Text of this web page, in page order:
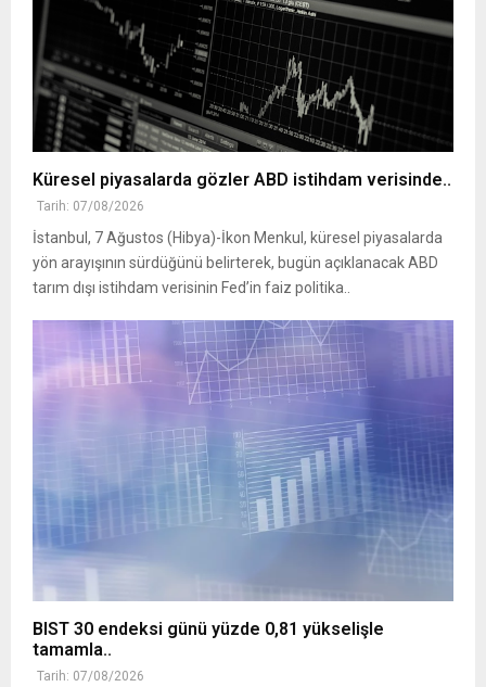
Küresel piyasalarda gözler ABD istihdam verisinde..
Tarih: 07/08/2026
İstanbul, 7 Ağustos (Hibya)-İkon Menkul, küresel piyasalarda
yön arayışının sürdüğünü belirterek, bugün açıklanacak ABD
tarım dışı istihdam verisinin Fed’in faiz politika..
BIST 30 endeksi günü yüzde 0,81 yükselişle
tamamla..
Tarih: 07/08/2026